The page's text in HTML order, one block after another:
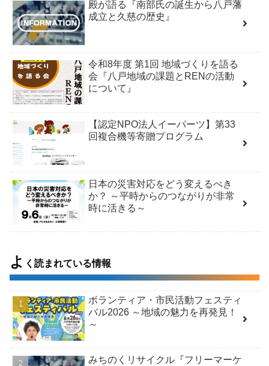
殿が語る『南部氏の誕生から八戸藩
成立と久慈の歴史』
令和8年度 第1回 地域づくりを語る
会『八戸地域の課題とRENの活動
について』
【認定NPO法人イーパーツ】第33
回複合機等寄贈プログラム
日本の災害対応をどう変えるべき
か？ ～平時からのつながりが非常
時に活きる～
よ く読まれている情報
ボランティア・市民活動フェスティ
バル2026 ～地域の魅力を再発見！
～
みちのくリサイクル『フリーマーケ